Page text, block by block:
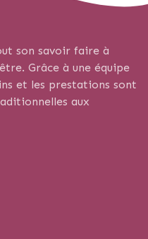
son savoir faire à
Grâce à une équipe
et les prestations sont
aux